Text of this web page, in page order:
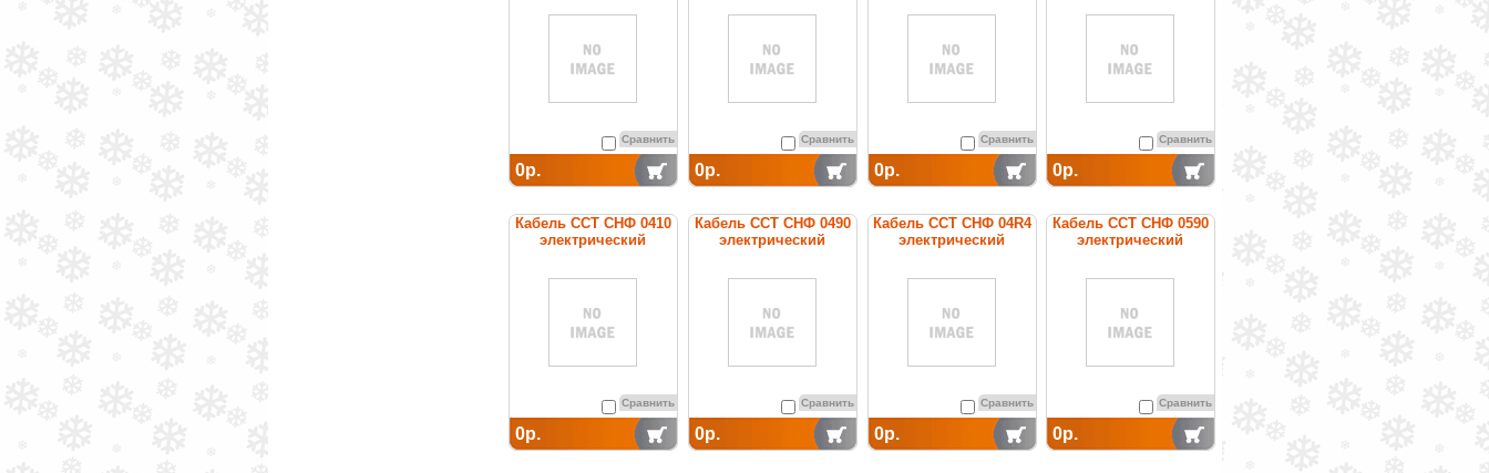
Сравнить
0р.
Сравнить
0р.
Сравнить
0р.
Сравнить
0р.
Кабель ССТ СНФ 0410
электрический
Сравнить
0р.
Кабель ССТ СНФ 0490
электрический
Сравнить
0р.
Кабель ССТ СНФ 04R4
электрический
Сравнить
0р.
Кабель ССТ СНФ 0590
электрический
Сравнить
0р.